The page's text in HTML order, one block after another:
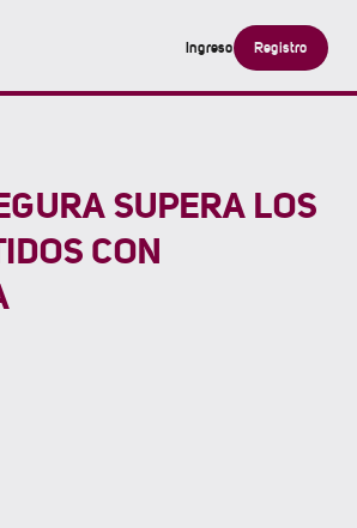
Ingreso Registro
SUPERA LOS
CON